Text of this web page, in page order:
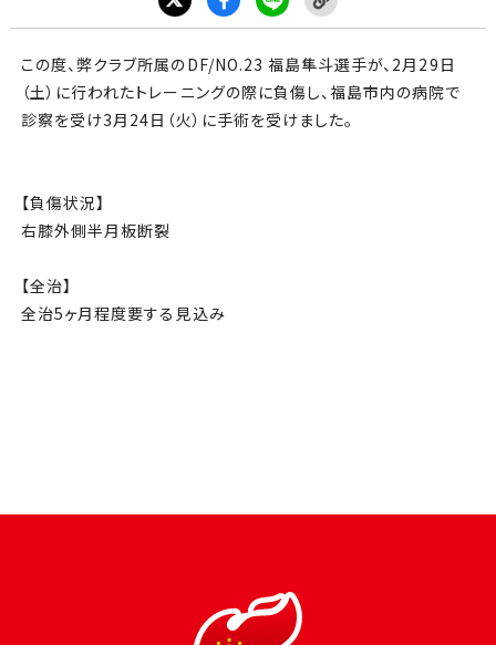
イベント
グッズ
その他
この度、弊クラブ所属のDF/NO.23 福島隼斗選手が、 2月 29 日
（土）に行われたトレーニングの際に負傷し、福島市内の病院で
診察を受け3月 24日（火）に手術を受けました。
【負傷状況】
右膝外側半月板断裂
【全治】
全治5ヶ月程度要する見込み